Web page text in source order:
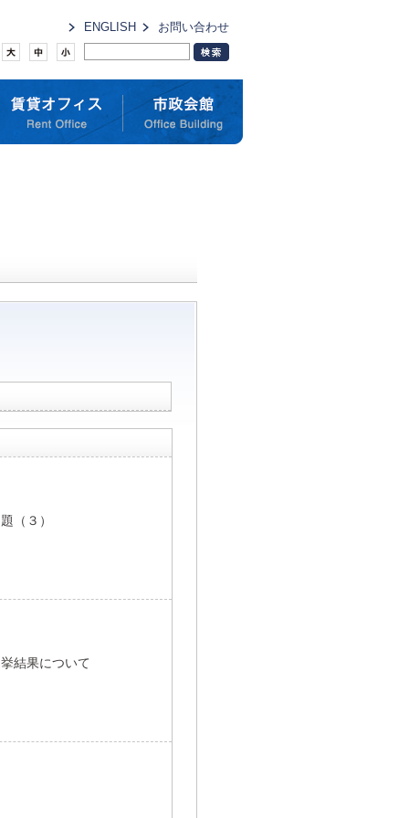
ENGLISH お問い合わせ
（３）
結果について